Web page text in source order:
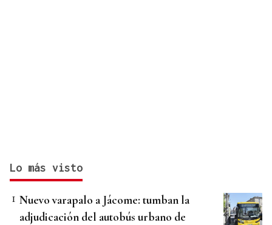
Lo más visto
Nuevo varapalo a Jácome: tumban la
adjudicación del autobús urbano de